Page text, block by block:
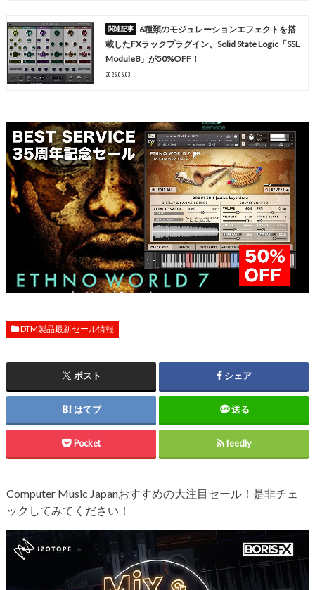
6種類のモジュレーションエフェクトを搭
載したFXラックプラグイン、Solid State Logic「SSL
Module8」が50%OFF！
2026.06.03
DTM製品最新セール情報
ポスト シェア
はてブ 送る
Pocket feedly
Computer Music Japanおすすめの大注目セール！是非チェ
ックしてみてください！